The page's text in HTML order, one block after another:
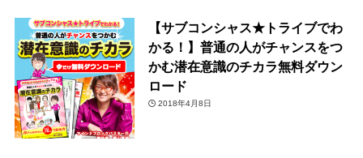
【サブコンシャス★トライブでわ
かる！】普通の人がチャンスをつ
かむ潜在意識のチカラ無料ダウン
ロード
2018年4月8日